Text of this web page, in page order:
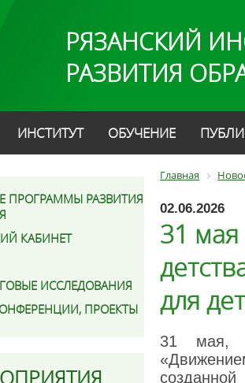
РЯЗАНСКИЙ
РАЗВИТИЯ
ИНСТИТУТ ОБУЧЕНИЕ
ПРОГРАММЫ РАЗВИТИЯ
КАБИНЕТ
ИССЛЕДОВАНИЯ
ПРОЕКТЫ
Главная
02.06.2026
31 мая
для
31 мая, в